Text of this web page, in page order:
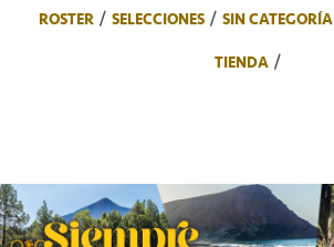
ROSTER SELECCIONES SIN CATEGORÍA
TIENDA